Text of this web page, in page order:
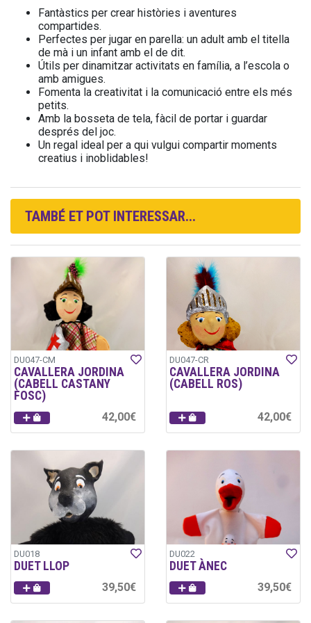
Fantàstics per crear històries i aventures
compartides.
Perfectes per jugar en parella: un adult amb el titella
de mà i un infant amb el de dit.
Útils per dinamitzar activitats en família, a l’escola o
amb amigues.
Fomenta la creativitat i la comunicació entre els més
petits.
Amb la bosseta de tela, fàcil de portar i guardar
després del joc.
Un regal ideal per a qui vulgui compartir moments
creatius i inoblidables!
TAMBÉ ET POT INTERESSAR...
DU047-CM
CAVALLERA JORDINA
(CABELL CASTANY
FOSC)
42,00€
DU047-CR
CAVALLERA JORDINA
(CABELL ROS)
42,00€
DU018
DUET LLOP
39,50€
DU022
DUET ÀNEC
39,50€